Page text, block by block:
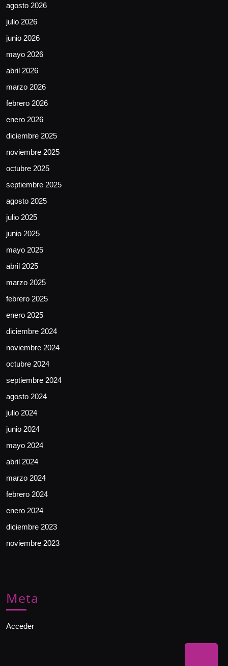
agosto 2026
julio 2026
junio 2026
mayo 2026
abril 2026
marzo 2026
febrero 2026
enero 2026
diciembre 2025
noviembre 2025
octubre 2025
septiembre 2025
agosto 2025
julio 2025
junio 2025
mayo 2025
abril 2025
marzo 2025
febrero 2025
enero 2025
diciembre 2024
noviembre 2024
octubre 2024
septiembre 2024
agosto 2024
julio 2024
junio 2024
mayo 2024
abril 2024
marzo 2024
febrero 2024
enero 2024
diciembre 2023
noviembre 2023
Meta
Acceder